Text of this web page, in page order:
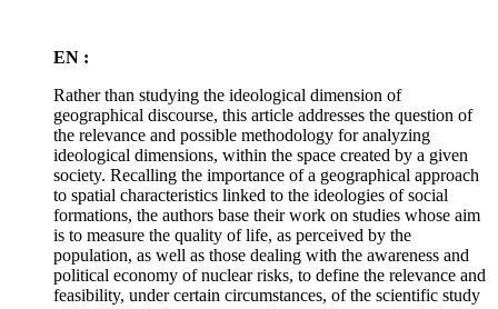
EN :
Rather than studying the ideological dimension of
geographical discourse, this article addresses the question of
the relevance and possible methodology for analyzing
ideological dimensions, within the space created by a given
society. Recalling the importance of a geographical approach
to spatial characteristics linked to the ideologies of social
formations, the authors base their work on studies whose aim
is to measure the quality of life, as perceived by the
population, as well as those dealing with the awareness and
political economy of nuclear risks, to define the relevance and
feasibility, under certain circumstances, of the scientific study